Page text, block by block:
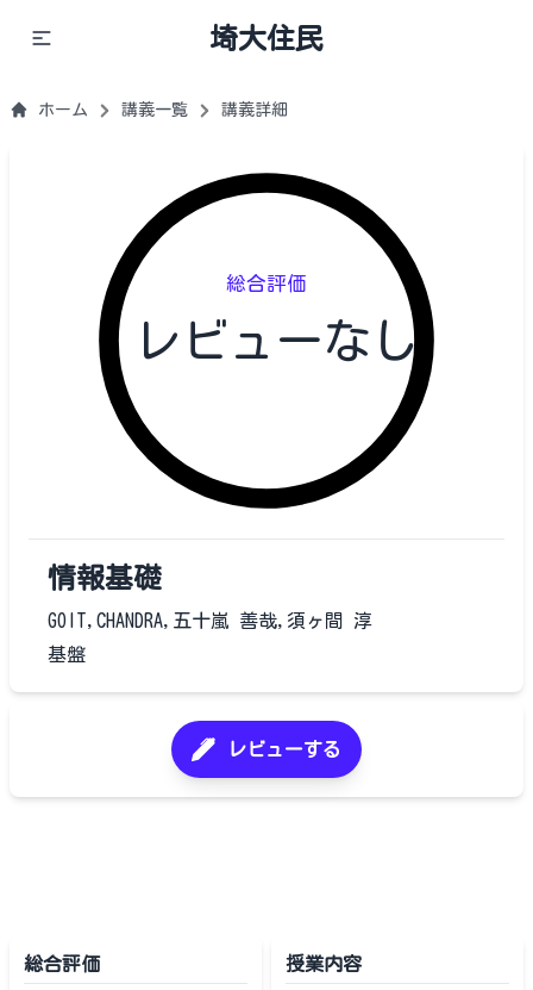
埼大住民
ホーム 講義一覧 講義詳細
総合評価
レビューなし
情報基礎
GOIT,CHANDRA,五十嵐 善哉,須ヶ間 淳
基盤
レビューする
総合評価 授業内容